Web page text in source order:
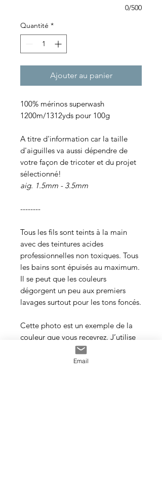
0/500
Quantité *
Ajouter au panier
100% mérinos superwash
1200m/1312yds pour 100g
A titre d'information car la taille
d'aiguilles va aussi dépendre de
votre façon de tricoter et du projet
sélectionné!
aig. 1.5mm - 3.5mm
--------
Tous les fils sont teints à la main
avec des teintures acides
professionnelles non toxiques. Tous
les bains sont épuisés au maximum.
Il se peut que les couleurs
dégorgent un peu aux premiers
lavages surtout pour les tons foncés.
Cette photo est un exemple de la
couleur que vous recevrez. J’utilise
toujours les mêmes recettes et les
mêmes pigments, mais le travail
Email